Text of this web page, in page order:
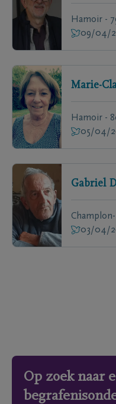
Hamoir -
09/04/
Marie-
Hamoir -
05/04/
Gabriel
03/04/
Op zoek naar